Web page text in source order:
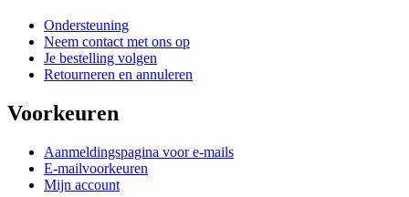
Ondersteuning
Neem contact met ons op
Je bestelling volgen
Retourneren en annuleren
Voorkeuren
Aanmeldingspagina voor e-mails
E-mailvoorkeuren
Mijn account